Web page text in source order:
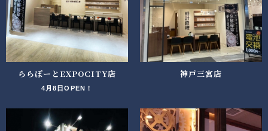
ららぽーとEXPOCITY店
4月8日OPEN！
神戸三宮店